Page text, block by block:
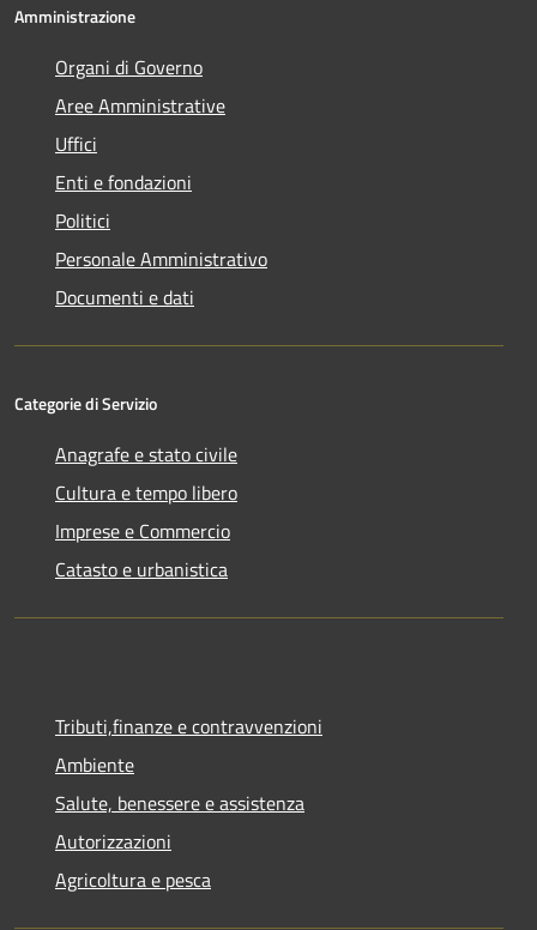
Amministrazione
Organi di Governo
Aree Amministrative
Uffici
Enti e fondazioni
Politici
Personale Amministrativo
Documenti e dati
Categorie di Servizio
Anagrafe e stato civile
Cultura e tempo libero
Imprese e Commercio
Catasto e urbanistica
Tributi,finanze e contravvenzioni
Ambiente
Salute, benessere e assistenza
Autorizzazioni
Agricoltura e pesca